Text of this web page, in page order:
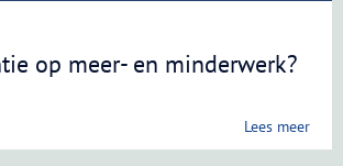
op meer- en minderwerk?
Lees meer